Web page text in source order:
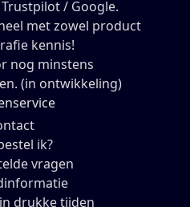
/ Google.
met zowel product
kennis!
nog minstens
(in ontwikkeling)
ik?
vragen
drukke tijden